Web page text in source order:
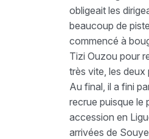
obligeait les
beaucoup de
commencé à
Tizi Ouzou pour
très vite, les deux
Au final, il a fini
recrue puisque le
accession en
arrivées de